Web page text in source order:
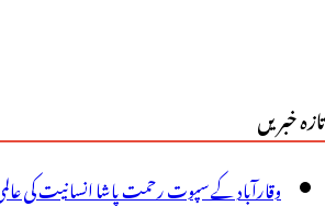
بیٹے
نے
تازہ خبریں
وقارآباد کے سپوت رحمت پاشا انسانیت کی